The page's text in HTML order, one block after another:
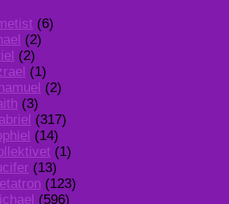
(6)
(2)
(2)
(1)
(2)
(3)
(317)
(14)
(1)
(13)
(123)
(596)